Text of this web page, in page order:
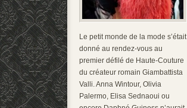
Le petit monde de la mode s’était
donné au rendez-vous au
premier défilé de Haute-Couture
du créateur romain Giambattista
Valli. Anna Wintour, Olivia
Palermo, Elisa Sednaoui ou